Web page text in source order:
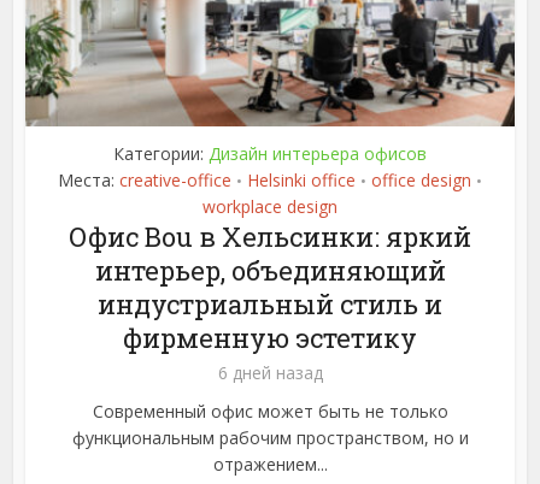
Категории: Дизайн интерьера офисов
Места: creative-office • Helsinki office • office design •
workplace design
Офис Bou в Хельсинки: яркий
интерьер, объединяющий
индустриальный стиль и
фирменную эстетику
6 дней назад
Современный офис может быть не только
функциональным рабочим пространством, но и
отражением...